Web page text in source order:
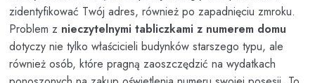
zidentyfikować Twój adres, również po zapadnięciu zmroku.
Problem z nieczytelnymi tabliczkami z numerem domu
dotyczy nie tylko właścicieli budynków starszego typu, ale
również osób, które pragną zaoszczędzić na wydatkach